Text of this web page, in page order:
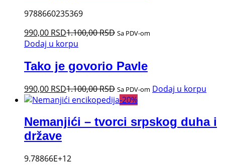
9788660235369
990,00 RSD1.100,00RSD Sa PDV-om
Dodaj u korpu
Tako je govorio Pavle
990,00 RSD1.100,00RSD Sa PDV-om Dodaj u korpu
-20%
Nemanjići – tvorci srpskog duha i
države
9.78866E+12